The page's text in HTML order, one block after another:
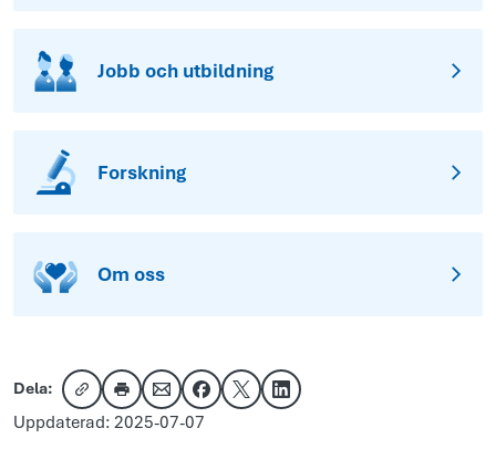
Jobb och utbildning
Forskning
Om oss
Dela:
Kopiera länk
Skriv utDela via e-post
Dela på Facebook
Dela på XDela på LinkedIn
Uppdaterad: 2025-07-07